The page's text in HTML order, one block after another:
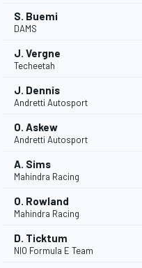
WEC
S. Buemi
DAMS
J. Vergne
Techeetah
J. Dennis
Andretti Autosport
O. Askew
Andretti Autosport
A. Sims
Mahindra Racing
O. Rowland
Mahindra Racing
D. Ticktum
NIO Formula E Team